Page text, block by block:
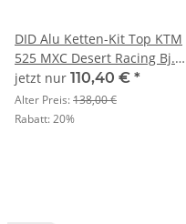
DID Alu Ketten-Kit Top KTM
525 MXC Desert Racing Bj.
03-04
jetzt nur 110,40 € *
Alter Preis:138,00 €
Rabatt:20%